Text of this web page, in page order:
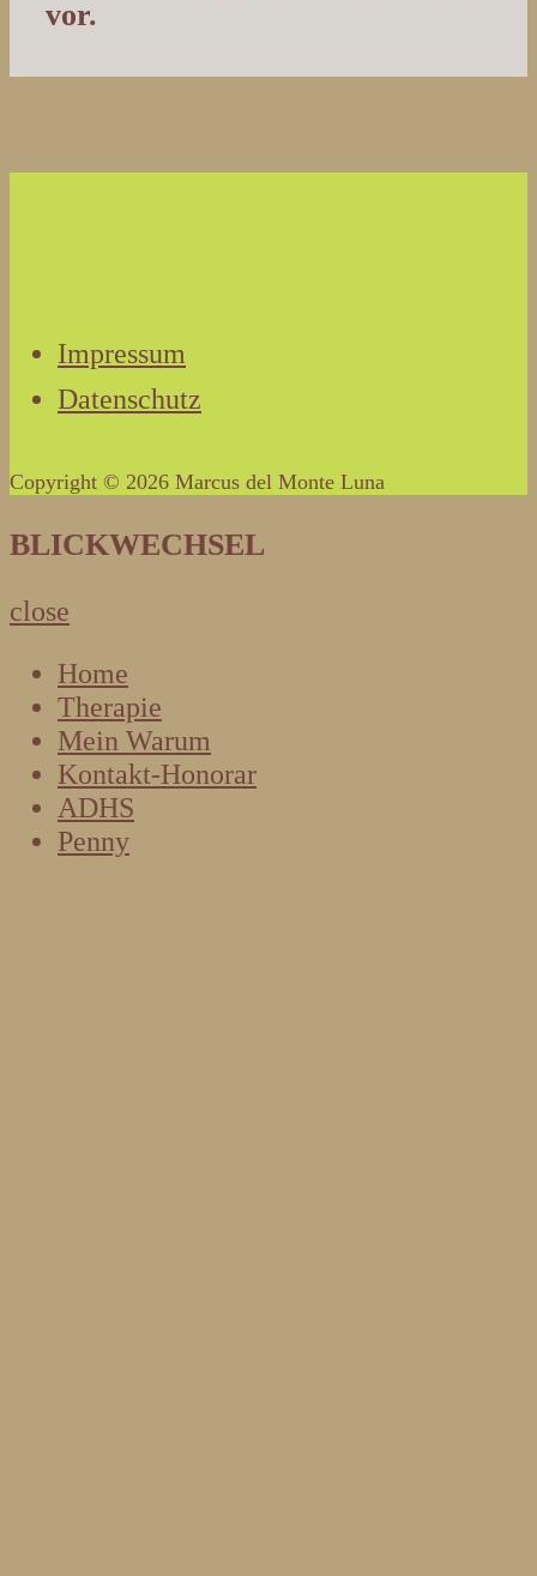
vor.
Impressum
Datenschutz
Copyright © 2026 Marcus del Monte Luna
BLICKWECHSEL
close
Home
Therapie
Mein Warum
Kontakt-Honorar
ADHS
Penny